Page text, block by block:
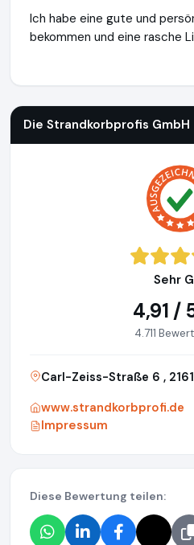
Ich habe eine gute und
bekommen und eine rasche
Die Strandkorbprofis GmbH
Sehr
4,91 /
4.711
Carl-Zeiss-Straße 6 ,
www.strandkorbprofi.de
Impressum
Diese Bewertung teilen: